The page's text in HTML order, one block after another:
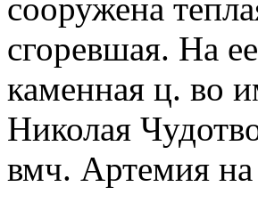
сооружена
сгоревшая. На
каменная ц. во
Николая
вмч. Артемия